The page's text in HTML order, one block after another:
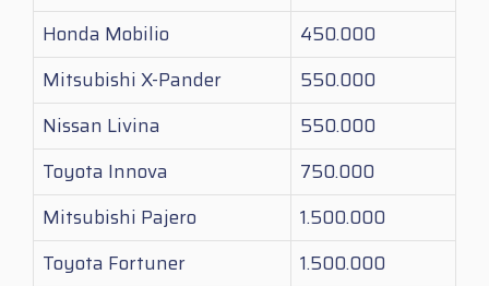
Honda Mobilio
450.000
Mitsubishi X-Pander
550.000
Nissan Livina
550.000
Toyota Innova
750.000
Mitsubishi Pajero
1.500.000
Toyota Fortuner
1.500.000